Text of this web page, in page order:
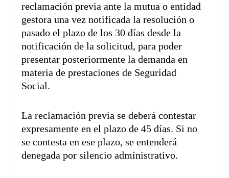
reclamación previa ante la mutua o entidad
gestora una vez notificada la resolución o
pasado el plazo de los 30 días desde la
notificación de la solicitud, para poder
presentar posteriormente la demanda en
materia de prestaciones de Seguridad
Social.
La reclamación previa se deberá contestar
expresamente en el plazo de 45 días. Si no
se contesta en ese plazo, se entenderá
denegada por silencio administrativo.